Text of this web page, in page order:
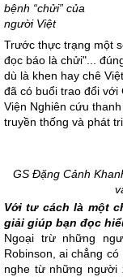
bệnh “chửi” của
người Việt
Trước thực trạng một
đọc báo là chửi"...
dù là khen hay chê
đã có buổi trao đổi với
Viện Nghiên cứu
truyền thống và phát
GS Đặng Cảnh
Với tư cách là một
giải giúp bạn đọc
Ngoại trừ những
Robinson, ai chẳng
nghe từ những người